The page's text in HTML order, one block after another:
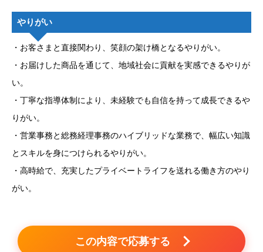
やりがい
・お客さまと直接関わり、笑顔の架け橋となるやりがい。
・お届けした商品を通じて、地域社会に貢献を実感できるやりが
い。
・丁寧な指導体制により、未経験でも自信を持って成長できるや
りがい。
・営業事務と総務経理事務のハイブリッドな業務で、幅広い知識
とスキルを身につけられるやりがい。
・高時給で、充実したプライベートライフを送れる働き方のやり
がい。
この内容で応募する